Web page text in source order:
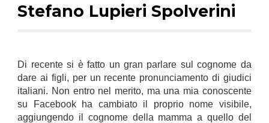
Stefano Lupieri Spolverini
Di recente si è fatto un gran parlare sul cognome da
dare ai figli, per un recente pronunciamento di giudici
italiani. Non entro nel merito, ma una mia conoscente
su Facebook ha cambiato il proprio nome visibile,
aggiungendo il cognome della mamma a quello del